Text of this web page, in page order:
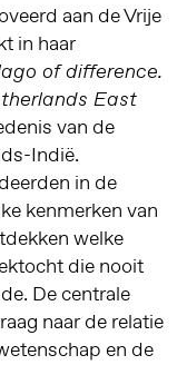
aan de Vrije
in haar
of difference.
East
van de
Indië.
in de
kenmerken van
welke
die nooit
De centrale
naar de relatie
en de